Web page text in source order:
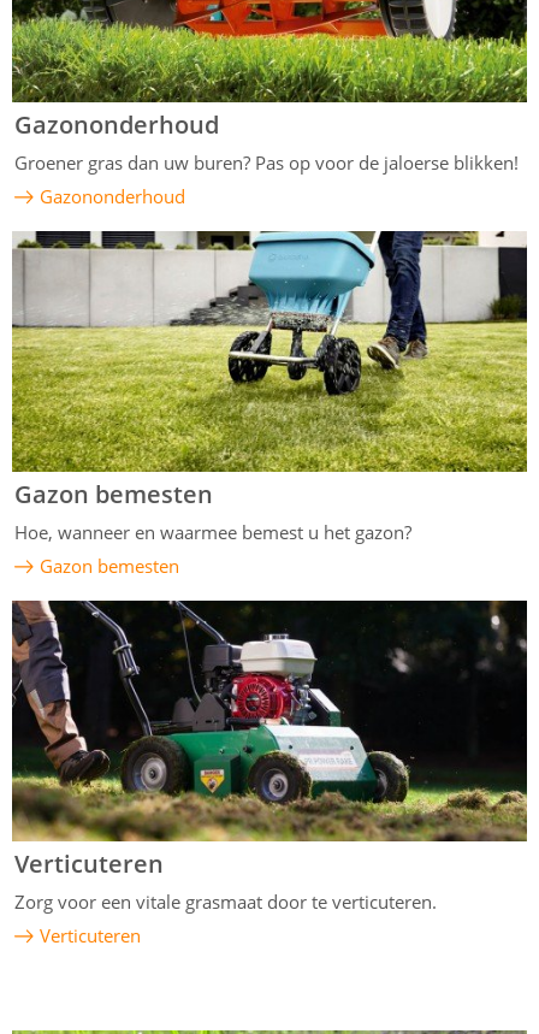
Gazononderhoud
Groener gras dan uw buren? Pas op voor de jaloerse blikken!
Gazononderhoud
Gazon bemesten
Hoe, wanneer en waarmee bemest u het gazon?
Gazon bemesten
Verticuteren
Zorg voor een vitale grasmaat door te verticuteren.
Verticuteren